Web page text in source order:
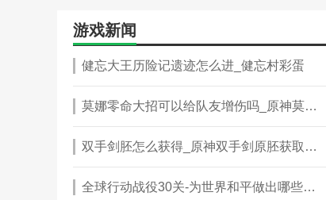
游戏新闻
健忘大王历险记遗迹怎么进_健忘村彩蛋
莫娜零命大招可以给队友增伤吗_原神莫娜大招怎么玩
双手剑胚怎么获得_原神双手剑原胚获取方法
全球行动战役30关-为世界和平做出哪些贡献